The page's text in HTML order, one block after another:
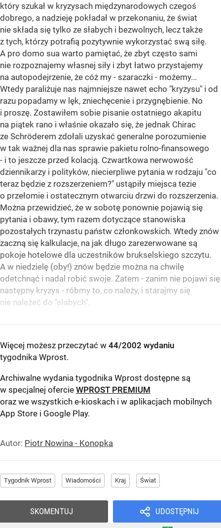
który szukał w kryzysach międzynarodowych czegoś
dobrego, a nadzieję pokładał w przekonaniu, że świat
nie składa się tylko ze słabych i bezwolnych, lecz także
z tych, którzy potrafią pozytywnie wykorzystać swą siłę.
A pro domo sua warto pamiętać, że zbyt często sami
nie rozpoznajemy własnej siły i zbyt łatwo przystajemy
na autopodejrzenie, że cóż my - szaraczki - możemy...
Wtedy paraliżuje nas najmniejsze nawet echo "kryzysu" i od
razu popadamy w lęk, zniechęcenie i przygnębienie. No
i proszę. Zostawiłem sobie pisanie ostatniego akapitu
na piątek rano i właśnie okazało się, że jednak Chirac
ze Schröderem zdołali uzyskać generalne porozumienie
w tak ważnej dla nas sprawie pakietu rolno-finansowego
- i to jeszcze przed kolacją. Czwartkowa nerwowość
dziennikarzy i polityków, niecierpliwe pytania w rodzaju "co
teraz będzie z rozszerzeniem?" ustąpiły miejsca tezie
o przełomie i ostatecznym otwarciu drzwi do rozszerzenia.
Można przewidzieć, że w sobotę ponownie pojawią się
pytania i obawy, tym razem dotyczące stanowiska
pozostałych trzynastu państw członkowskich. Wtedy znów
zaczną się kalkulacje, na jak długo zarezerwowane są
pokoje hotelowe dla uczestników brukselskiego szczytu.
A w niedzielę (oby!) znów będzie można na chwilę
odetchnąć i nadal robić swoje. Zatem - zanim nie pojawi się
następny kryzys - róbmy to, co należy, i starajmy się
nie należeć do "słabych".
Więcej możesz przeczytać w 44/2002 wydaniu
tygodnika Wprost.
Archiwalne wydania tygodnika Wprost dostępne są
w specjalnej ofercie WPROST PREMIUM
oraz we wszystkich e-kioskach i w aplikacjach mobilnych
App Store i Google Play.
Autor: Piotr Nowina - Konopka
Tygodnik Wprost Wiadomości Kraj Świat
UDOSTĘPNIJ
SKOMENTUJ